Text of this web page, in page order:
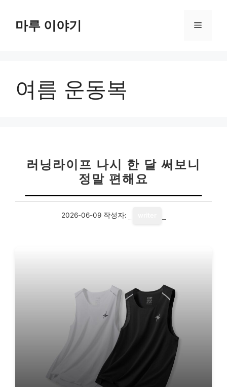
마루 이야기 메
여름 운동복
러닝라이프 나시 한 달 써보니
정말 편해요
2026-06-09 작성자: